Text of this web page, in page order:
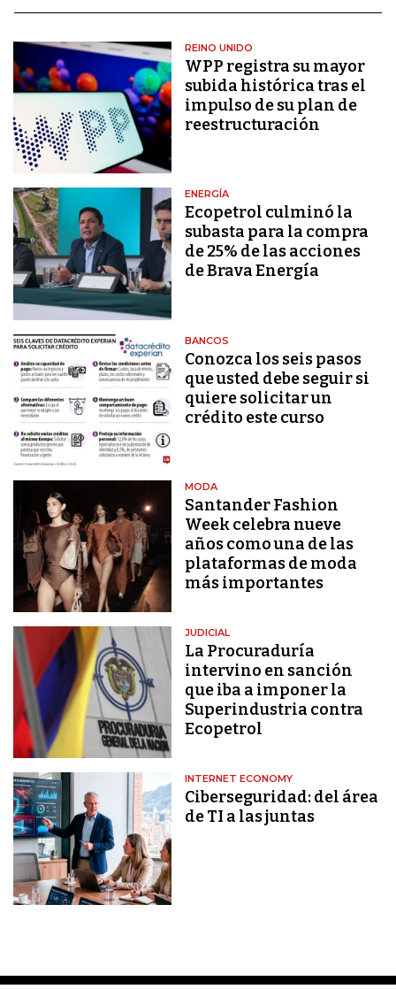
REINO UNIDO
WPP registra su mayor
subida histórica tras el
impulso de su plan de
reestructuración
ENERGÍA
Ecopetrol culminó la
subasta para la compra
de 25% de las acciones
de Brava Energía
BANCOS
Conozca los seis pasos
que usted debe seguir si
quiere solicitar un
crédito este curso
MODA
Santander Fashion
Week celebra nueve
años como una de las
plataformas de moda
más importantes
JUDICIAL
La Procuraduría
intervino en sanción
que iba a imponer la
Superindustria contra
Ecopetrol
INTERNET ECONOMY
Ciberseguridad: del área
de TI a las juntas